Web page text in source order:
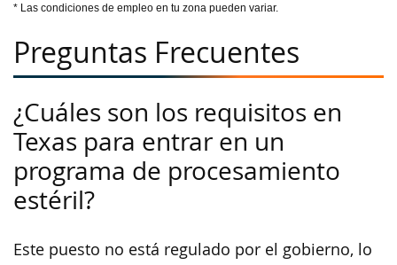
* Las condiciones de empleo en tu zona pueden variar.
Preguntas Frecuentes
¿Cuáles son los requisitos en
Texas para entrar en un
programa de procesamiento
estéril?
Este puesto no está regulado por el gobierno, lo